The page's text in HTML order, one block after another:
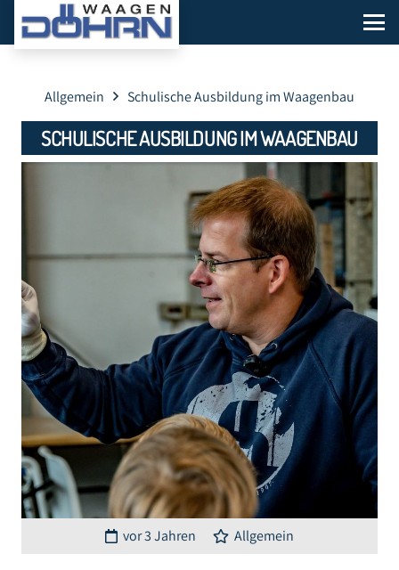
Allgemein Schulische Ausbildung im Waagenbau
SCHULISCHE AUSBILDUNG IM WAAGENBAU
vor 3 Jahren Allgemein